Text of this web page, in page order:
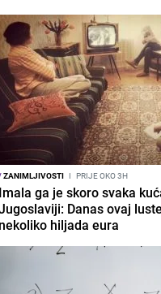
ZANIMLJIVOSTI I PRIJE OKO 3H
Imala ga je skoro svaka
Danas ovaj
nekoliko hiljada eura